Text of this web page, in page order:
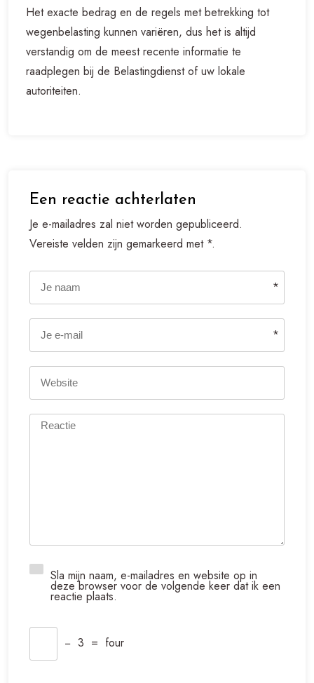
Het exacte bedrag en de regels met betrekking tot
wegenbelasting kunnen variëren, dus het is altijd
verstandig om de meest recente informatie te
raadplegen bij de Belastingdienst of uw lokale
autoriteiten.
Een reactie achterlaten
Je e-mailadres zal niet worden gepubliceerd.
Vereiste velden zijn gemarkeerd met *.
*
*
Sla mijn naam, e-mailadres en website op in
deze browser voor de volgende keer dat ik een
reactie plaats.
− 3 = four